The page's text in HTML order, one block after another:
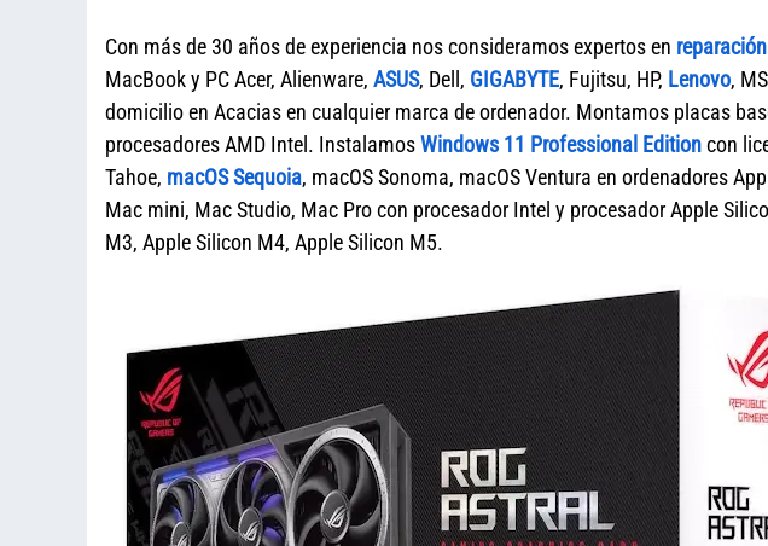
Con más de 30 años de experiencia nos consideramos expertos en
MacBook y PC Acer, Alienware, ASUS, Dell, GIGABYTE, Fujitsu, HP, Lenovo,
domicilio en Acacias en cualquier marca de ordenador. Montamos placas
procesadores AMD Intel. InstalamosWindows 11 Professional Editioncon
Tahoe, macOS Sequoia, macOS Sonoma, macOS Ventura en ordenadores
Mac mini, Mac Studio, Mac Pro con procesador Intel y procesador Apple
M3, Apple Silicon M4, Apple Silicon M5.